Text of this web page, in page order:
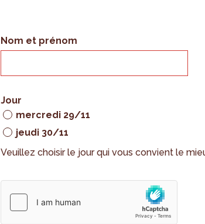
Nom et prénom
Jour
mercredi 29/11
jeudi 30/11
Veuillez choisir le jour qui vous convient le